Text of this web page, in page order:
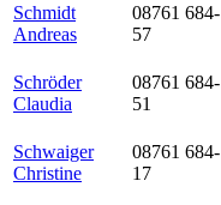
Schmidt
Andreas
08761 684-
57
Schröder
Claudia
08761 684-
51
Schwaiger
Christine
08761 684-
17